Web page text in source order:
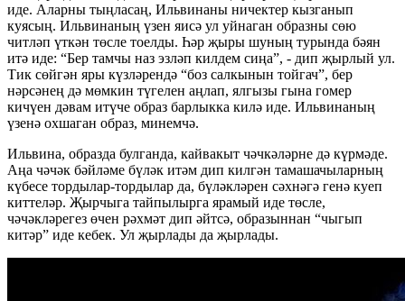
иде. Аларны тыңласаң, Ильвинаны ничектер кызганып
куясың. Ильвинаның үзен яисә ул уйнаган образны сөю
читләп үткән төсле тоелды. Һәр җыры шуның турында бәян
итә иде: “Бер тамчы наз эзләп килдем сиңа”, - дип җырлый ул.
Тик сөйгән яры күзләрендә “боз салкынын тойгач”, бер
нәрсәнең дә мөмкин түгелен аңлап, ялгызы гына гомер
кичүен дәвам итүче образ барлыкка килә иде. Ильвинаның
үзенә охшаган образ, минемчә.
Ильвина, образда булганда, кайвакыт чәчкәләрне дә күрмәде.
Аңа чәчәк бәйләме бүләк итәм дип килгән тамашачыларның
күбесе тордылар-тордылар да, бүләкләрен сәхнәгә генә куеп
киттеләр. Җырчыга тайпылырга ярамый иде төсле,
чәчәкләрегез өчен рәхмәт дип әйтсә, образыннан “чыгып
китәр” иде кебек. Ул җырлады да җырлады.